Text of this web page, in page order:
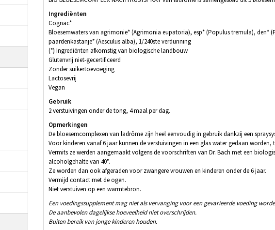
Ingrediënten
Cognac*
Bloesemwaters van agrimonie* (Agrimonia eupatoria), esp* (Populus tremula), den*
paardenkastanje* (Aesculus alba), 1/240ste verdunning
(*) Ingrediënten afkomstig van biologische landbouw
Glutenvrij niet-gecertificeerd
Zonder suikertoevoeging
Lactosevrij
Vegan
Gebruik
2 verstuivingen onder de tong, 4 maal per dag.
Opmerkingen
De bloesemcomplexen van ladrôme zijn heel eenvoudig in gebruik dankzij een
Voor kinderen vanaf 6 jaar kunnen de verstuivingen in een glas water gedaan
Vermits ze werden aangemaakt volgens de voorschriften van Dr. Bach met een
alcoholgehalte van 40°.
Ze worden dan ook afgeraden voor zwangere vrouwen en kinderen onder de 6 jaar.
Vermijd contact met de ogen.
Niet verstuiven op een warmtebron.
Een voedingssupplement mag niet als vervanging voor een gevarieerde voeding
De aanbevolen dagelijkse hoeveelheid niet overschrijden.
Buiten bereik van jonge kinderen houden.